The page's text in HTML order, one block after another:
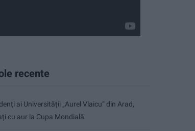
recente
ai Universității „Aurel Vlaicu” din Arad,
cu aur la Cupa Mondială